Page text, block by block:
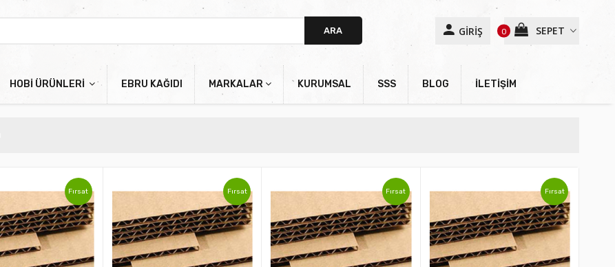
ARA GİRİŞ SEPET
0
HOBİ ÜRÜNLERİ EBRU KAĞIDI MARKALAR KURUMSAL SSS BLOG İLETİŞİM
Fırsat Fırsat Fırsat Fırsat